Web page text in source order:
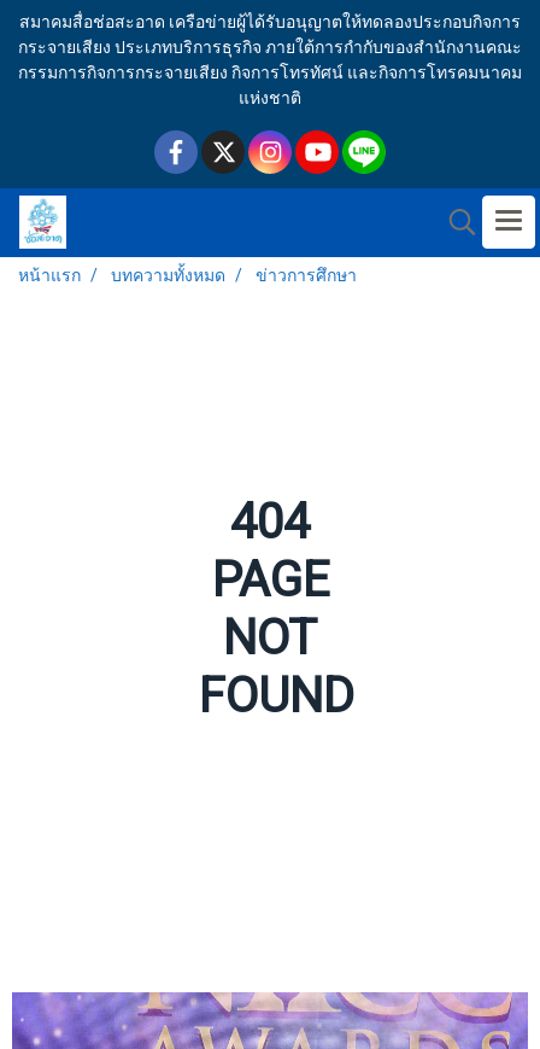
สมาคมสื่อช่อสะอาด เครือข่ายผู้ได้รับอนุญาตให้ทดลองประกอบกิจการ
กระจายเสียง ประเภทบริการธุรกิจ ภายใต้การกำกับของสำนักงานคณะ
กรรมการกิจการกระจายเสียง กิจการโทรทัศน์ และกิจการโทรคมนาคม
แห่งชาติ
หน้าแรก บทความทั้งหมด ข่าวการศึกษา
404
PAGE
NOT
FOUND